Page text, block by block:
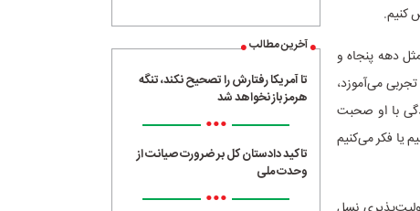
کنیم.
دهه پنجاه و
می‌آموزد،
با او صحبت
یا فکر می‌کنیم
آخرین مطالب
تا آمریکا رفتارش را تصحیح نکند، تنگه
هرمز باز نخواهد شد
•••
تاکید دادستان کل بر ضرورت صیانت از
وحدت ملی
•••